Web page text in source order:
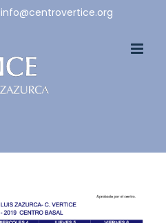
info@centrovertice.org